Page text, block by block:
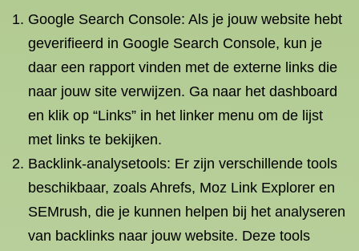
Google Search Console: Als je jouw website hebt
geverifieerd in Google Search Console, kun je
daar een rapport vinden met de externe links die
naar jouw site verwijzen. Ga naar het dashboard
en klik op “Links” in het linker menu om de lijst
met links te bekijken.
Backlink-analysetools: Er zijn verschillende tools
beschikbaar, zoals Ahrefs, Moz Link Explorer en
SEMrush, die je kunnen helpen bij het analyseren
van backlinks naar jouw website. Deze tools